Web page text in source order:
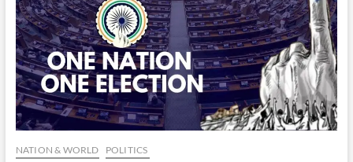
NATION & WORLD POLITICS